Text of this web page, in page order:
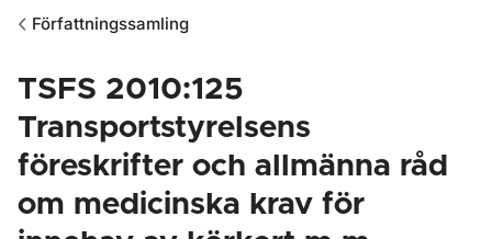
Författningssamling
TSFS 2010:125
Transportstyrelsens
föreskrifter och allmänna råd
om medicinska krav för